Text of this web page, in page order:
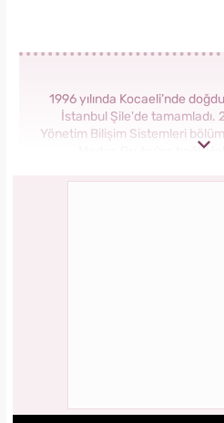
1996 yılında Kocaeli’nde
İstanbul Şile'de tamamladı.
Yönetim Bilişim Sistemleri
Medya Grubu’na bağlı